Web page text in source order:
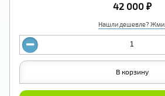
Нашли дешевле? Жми.
42 000 ₽
В корзину